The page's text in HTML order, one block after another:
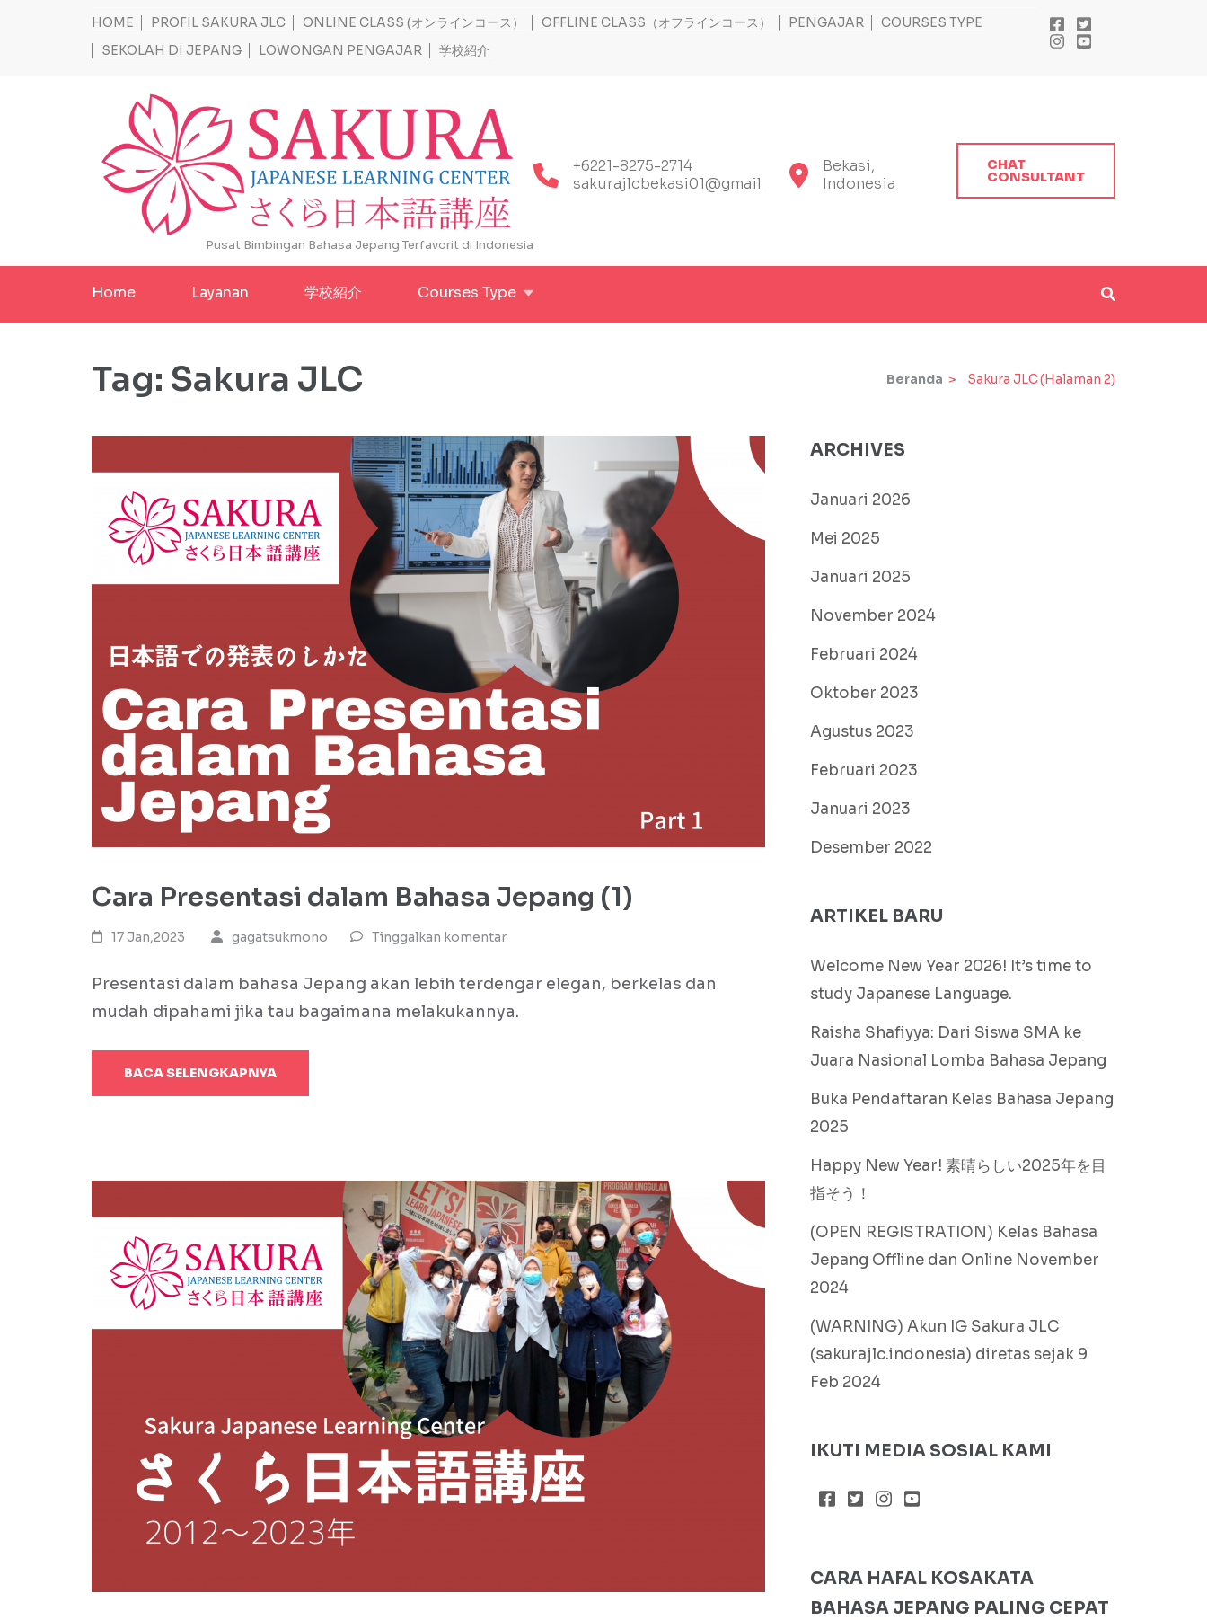
HOME PROFIL SAKURA JLC ONLINE CLASS (オンラインコース） OFFLINE CLASS（オフラインコース） PENGAJAR
COURSES TYPE
SEKOLAH DI JEPANG
LOWONGAN PENGAJAR 学校紹介
Pusat Bimbingan Bahasa Jepang Terfavorit di Indonesia
+6221-8275-2714
sakurajlcbekasi01@gmail.com
Bekasi,
Indonesia
CHAT
CONSULTANT
Home Layanan 学校紹介 Courses Type
Tag: Sakura JLC Beranda > Sakura JLC(Halaman 2)
Cara Presentasi dalam Bahasa Jepang (1)
17 Jan,2023 gagatsukmono Tinggalkan komentar
Presentasi dalam bahasa Jepang akan lebih terdengar elegan, berkelas dan
mudah dipahami jika tau bagaimana melakukannya.
BACA SELENGKAPNYA
ARCHIVES
Januari 2026
Mei 2025
Januari 2025
November 2024
Februari 2024
Oktober 2023
Agustus 2023
Februari 2023
Januari 2023
Desember 2022
ARTIKEL BARU
Welcome New Year 2026! It’s time to
study Japanese Language.
Raisha Shafiyya: Dari Siswa SMA ke
Juara Nasional Lomba Bahasa Jepang
Buka Pendaftaran Kelas Bahasa Jepang
2025
Happy New Year! 素晴らしい2025年を目
指そう！
(OPEN REGISTRATION) Kelas Bahasa
Jepang Offline dan Online November
2024
(WARNING) Akun IG Sakura JLC
(sakurajlc.indonesia) diretas sejak 9
Feb 2024
IKUTI MEDIA SOSIAL KAMI
CARA HAFAL KOSAKATA
BAHASA JEPANG PALING CEPAT